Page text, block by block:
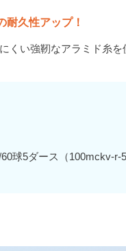
耐久性アップ！
くい強靭なアラミド糸
球5ダース（100mckv-r-